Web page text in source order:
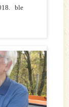
ble